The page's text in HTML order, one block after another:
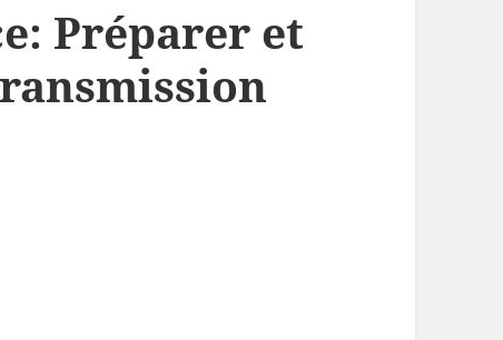
Préparer et